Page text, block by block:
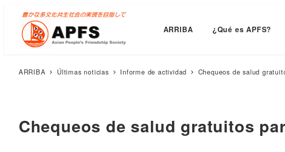
Saltar
contenido
ARRIBA ¿Qué es APFS?
ARRIBA Últimas noticias Informe de actividad Chequeos de salud
Chequeos de salud gratuitos